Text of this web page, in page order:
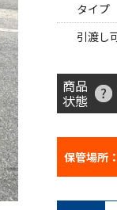
タイプ
引渡し
商品
状態
保管場所：